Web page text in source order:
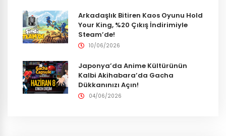
Arkadaşlık Bitiren Kaos Oyunu Hold
Your King, %20 Çıkış İndirimiyle
Steam’de!
10/06/2026
Japonya’da Anime Kültürünün
Kalbi Akihabara’da Gacha
Dükkanınızı Açın!
04/06/2026